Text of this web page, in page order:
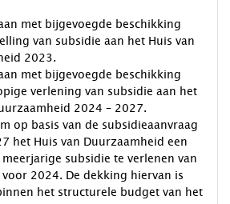
met bijgevoegde beschikking
van subsidie aan het Huis van
2023.
met bijgevoegde beschikking
verlening van subsidie aan het
2024 – 2027.
op basis van de subsidieaanvraag
het Huis van Duurzaamheid een
subsidie te verlenen van
2024. De dekking hiervan is
het structurele budget van het